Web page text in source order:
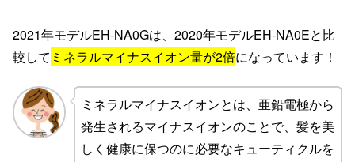
2021年モデルEH-NA0Gは、2020年モデルEH-NA0Eと比
較して ミネラルマイナスイオン量が2倍になっています！
ミネラルマイナスイオンとは、亜鉛電極から
発生されるマイナスイオンのことで、髪を美
しく健康に保つのに必要なキューティクルを